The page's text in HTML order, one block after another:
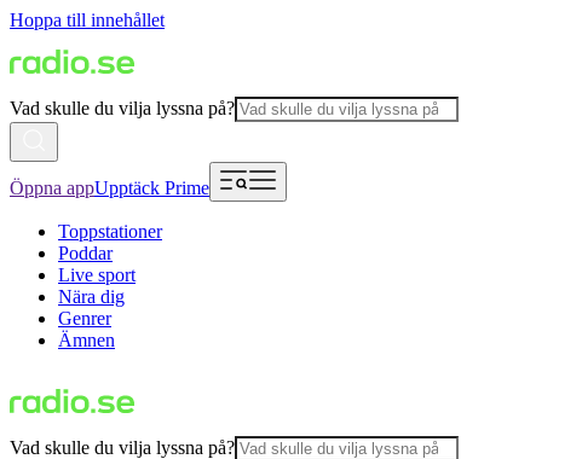
Hoppa till innehållet
Vad skulle du vilja lyssna på?
Öppna appUpptäck Prime
Toppstationer
Poddar
Live sport
Nära dig
Genrer
Ämnen
Vad skulle du vilja lyssna på?